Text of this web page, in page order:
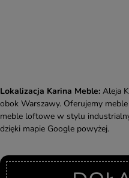
Lokalizacja Karina Meble: Aleja
obok Warszawy. Oferujemy
meble loftowe w stylu
dzięki mapie Google powyżej.